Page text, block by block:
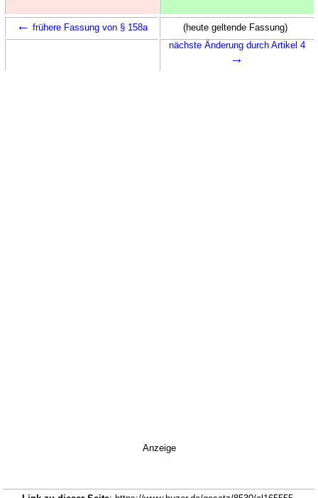
← frühere Fassung von § 158a
(heute geltende Fassung)
nächste Änderung durch Artikel 4
→
Anzeige